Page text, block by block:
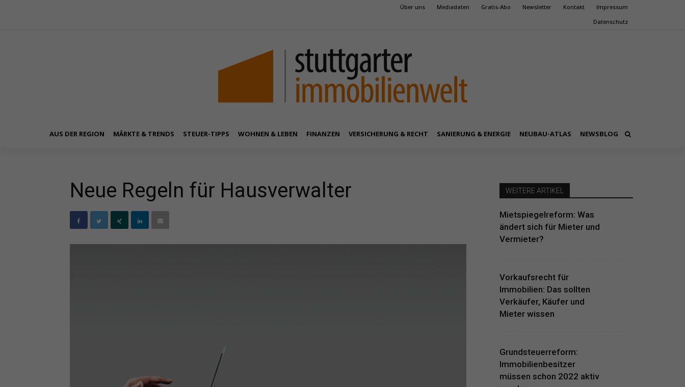
Über uns Mediadaten Gratis-Abo Newsletter Kontakt
Impressum
Datenschutz
AUS DER REGION MÄRKTE & TRENDS STEUER-TIPPS WOHNEN & LEBEN FINANZEN VERSICHERUNG & RECHT SANIERUNG & ENERGIE NEUBAU-ATLAS NEWSBLOG
Neue Regeln für Hausverwalter WEITERE ARTIKEL
Mietspiegelreform: Was
ändert sich für Mieter und
Vermieter?
Vorkaufsrecht für
Immobilien: Das sollten
Verkäufer, Käufer und
Mieter wissen
Grundsteuerreform:
Immobilienbesitzer
müssen schon 2022 aktiv